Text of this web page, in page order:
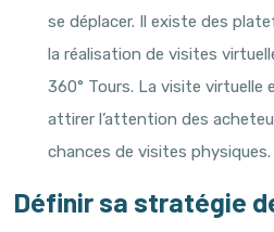
se déplacer. Il existe des
la réalisation de visites
360° Tours. La visite virtuelle
attirer l’attention des
chances de visites physiques.
Définir sa stratégie